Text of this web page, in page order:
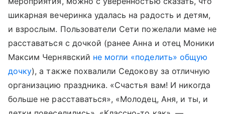
шикарная вечеринка удалась на радость и детям,
и взрослым. Пользователи Сети пожелали маме не
расставаться с дочкой (ранее Анна и отец Моники
Максим Чернявский не могли «поделить» общую
дочку), а также похвалили Седокову за отличную
организацию праздника. «Счастья вам! И никогда
больше не расставаться», «Молодец, Аня, и ты, и